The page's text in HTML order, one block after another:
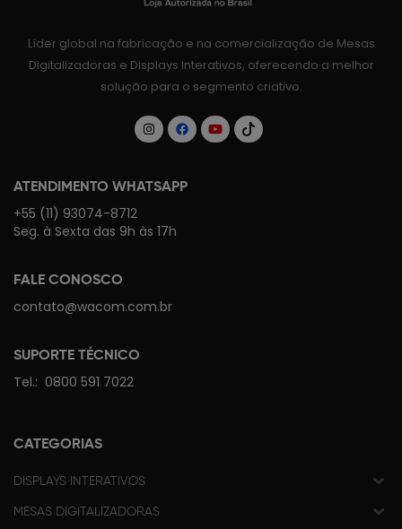
Líder global na fabricação e na comercialização de Mesas
Digitalizadoras e Displays Interativos, oferecendo a melhor
solução para o segmento criativo.
ATENDIMENTO WHATSAPP
+55 (11) 93074-8712
Seg. à Sexta das 9h às 17h
FALE CONOSCO
contato@wacom.com.br
SUPORTE TÉCNICO
Tel.: 0800 591 7022
CATEGORIAS
DISPLAYS INTERATIVOS
MESAS DIGITALIZADORAS